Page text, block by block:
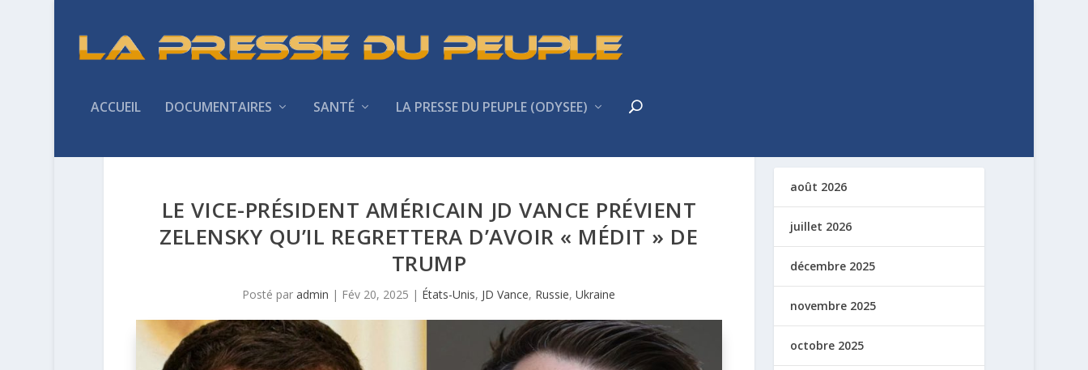
ACCUEIL DOCUMENTAIRES SANTÉ LA PRESSE DU PEUPLE (ODYSEE)
LE VICE-PRÉSIDENT AMÉRICAIN JD VANCE PRÉVIENT
ZELENSKY QU’IL REGRETTERA D’AVOIR « MÉDIT » DE
TRUMP
Posté paradmin | Fév 20, 2025 | États-Unis, JD Vance, Russie,Ukraine
août 2026
juillet 2026
décembre 2025
novembre 2025
octobre 2025